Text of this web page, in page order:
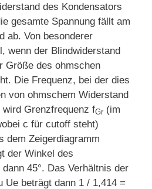
des Kondensators
gesamte Spannung fällt am
ab. Von besonderer
wenn der Blindwiderstand
Größe des ohmschen
Die Frequenz, bei der dies
von ohmschem Widerstand
Grenzfrequenz fGr (im
c für cutoff steht)
dem Zeigerdiagramm
der Winkel des
45°. Das Verhältnis der
Ue beträgt dann 1 / 1,414 =